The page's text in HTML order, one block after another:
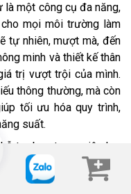
một công cụ đa năng,
mọi môi trường làm
tự nhiên, mượt mà, đến
minh và thiết kế thân
trị vượt trội của mình.
thông thường, mà còn
tối ưu hóa quy trình,
suất.
trợ bạn trong việc lựa
chữa, bảo hành để
Flip 2
chất lượng